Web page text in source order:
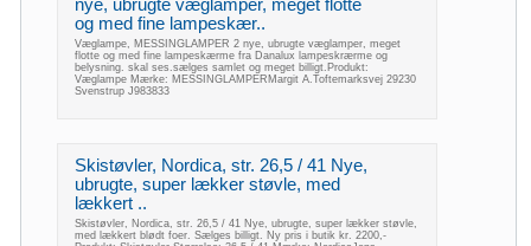
nye, ubrugte væglamper, meget flotte
og med fine lampeskær..
Væglampe, MESSINGLAMPER 2 nye, ubrugte væglamper, meget
flotte og med fine lampeskærme fra Danalux lampeskrærme og
belysning. skal ses.sælges samlet og meget billigt.Produkt:
Væglampe Mærke: MESSINGLAMPERMargit A.Toftemarksvej 29230
Svenstrup J983833
Skistøvler, Nordica, str. 26,5 / 41 Nye,
ubrugte, super lækker støvle, med
lækkert ..
Skistøvler, Nordica, str. 26,5 / 41 Nye, ubrugte, super lækker støvle,
med lækkert blødt foer. Sælges billigt. Ny pris i butik kr. 2200,-